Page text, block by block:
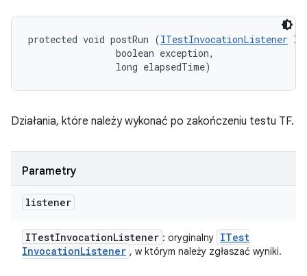
protected void postRun (ITestInvocationListener
                boolean exception,
                long elapsedTime)
Działania, które należy wykonać po zakończeniu testu TF.
Parametry
listener
ITestInvocationListener : oryginalny ITest
InvocationListener , w którym należy zgłaszać wyniki.